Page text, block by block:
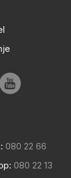
080 22 66
080 22 13